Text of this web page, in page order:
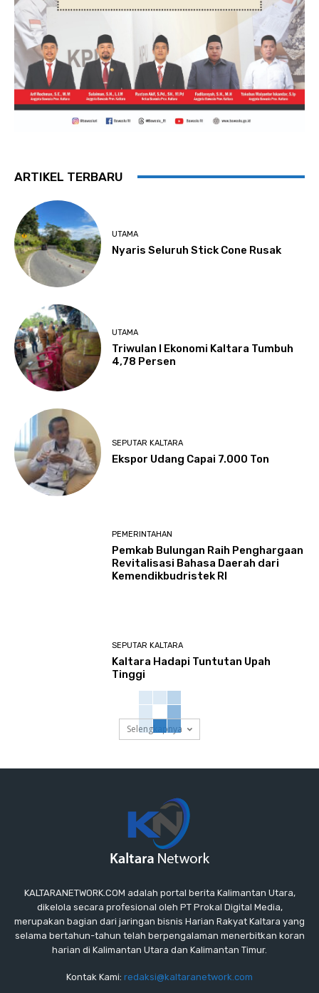
ARTIKEL TERBARU
UTAMA
Nyaris Seluruh Stick Cone Rusak
UTAMA
Triwulan I Ekonomi Kaltara Tumbuh
4,78 Persen
SEPUTAR KALTARA
Ekspor Udang Capai 7.000 Ton
PEMERINTAHAN
Pemkab Bulungan Raih Penghargaan
Revitalisasi Bahasa Daerah dari
Kemendikbudristek RI
SEPUTAR KALTARA
Kaltara Hadapi Tuntutan Upah
Tinggi
Selengkapnya
KALTARANETWORK.COM adalah portal berita Kalimantan Utara,
dikelola secara profesional oleh PT Prokal Digital Media,
merupakan bagian dari jaringan bisnis Harian Rakyat Kaltara yang
selama bertahun-tahun telah berpengalaman menerbitkan koran
harian di Kalimantan Utara dan Kalimantan Timur.
Kontak Kami: redaksi@kaltaranetwork.com